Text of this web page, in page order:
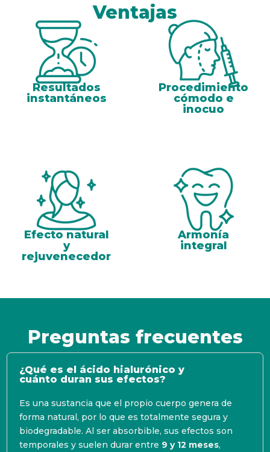
Ventajas
Resultados
instantáneos
Procedimiento
cómodo e
inocuo
Efecto natural
y
rejuvenecedor
Armonía
integral
Preguntas frecuentes
¿Qué es el ácido hialurónico y
cuánto duran sus efectos?
Es una sustancia que el propio cuerpo genera de
forma natural, por lo que es totalmente segura y
biodegradable. Al ser absorbible, sus efectos son
temporales y suelen durar entre 9 y 12 meses,